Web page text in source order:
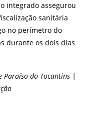
integrado assegurou
sanitária
no perímetro do
durante os dois dias
Paraíso do Tocantins |